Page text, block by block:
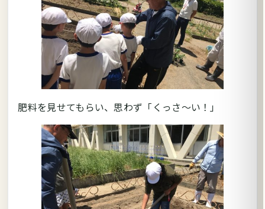
肥料を見せてもらい、思わず「くっさ～い！」